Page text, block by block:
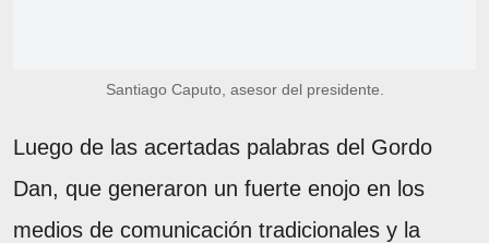
Santiago Caputo, asesor del presidente.
Luego de las acertadas palabras del Gordo
Dan, que generaron un fuerte enojo en los
medios de comunicación tradicionales y la